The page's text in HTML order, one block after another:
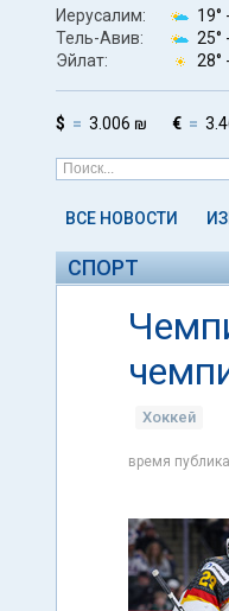
Иерусалим: 19° -
Тель-Авив:
25° -
Эйлат:
28° -
$ 3.006 ₪ €
ВСЕ НОВОСТИ
СПОРТ
Хоккей
время